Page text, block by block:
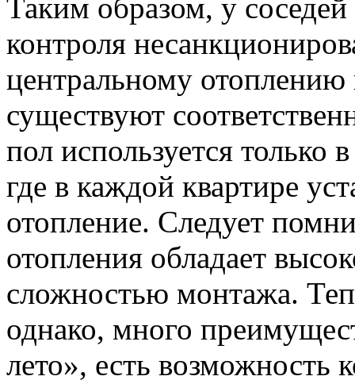
Таким образом, у
контроля
центральному
существуют
пол используется только
где в каждой квартире
отопление. Следует
отопления обладает
сложностью монтажа.
однако, много
лето», есть возможность